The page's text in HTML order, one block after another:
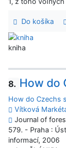
Do košíka
kniha
8. How do
How do Czechs
Vítková
Journal of
579. - Praha :
informací, 2006